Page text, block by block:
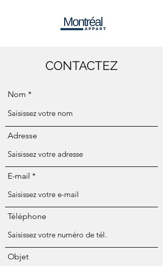
CONTACTEZ
Nom
Adresse
E-mail
Téléphone
Objet